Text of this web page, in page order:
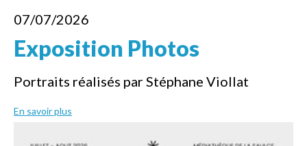
07/07/2026
Exposition Photos
Portraits réalisés par Stéphane Viollat
En savoir plus